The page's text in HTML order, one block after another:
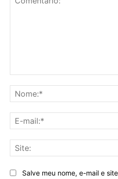
Salve meu nome, e-mail e